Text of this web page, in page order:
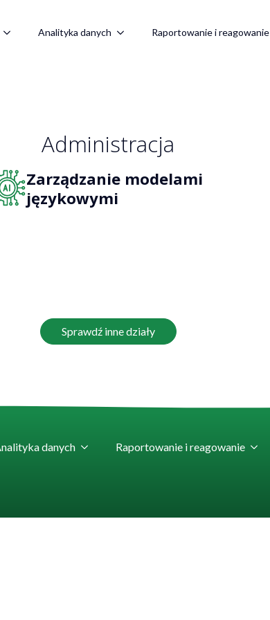
Analityka danych Raportowanie i reagowanie
Administracja
Zarządzanie modelami
językowymi
Sprawdź inne działy
danych Raportowanie i reagowanie